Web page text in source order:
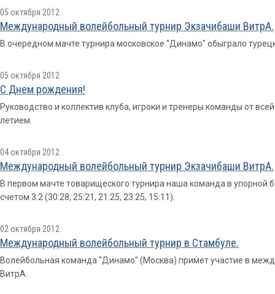
05 октября 2012
Международный волейбольный турнир Экзачибаши ВитрА.
В очередном мачте турнира московское "Динамо" обыграло
05 октября 2012
С Днем рождения!
Руководство и коллектив клуба, игроки и тренеры команды от
летием.
04 октября 2012
Международный волейбольный турнир Экзачибаши ВитрА.
В первом мачте товарищеского турнира наша команда в упорной
счетом 3:2 (30:28, 25:21, 21:25, 23:25, 15:11).
02 октября 2012
Международный волейбольный турнир в Стамбуле.
Волейбольная команда "Динамо" (Москва) примет участие в
ВитрА.